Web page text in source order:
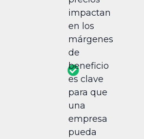
impactan
en los
márgenes
de
beneficio
es clave
para que
una
empresa
pueda